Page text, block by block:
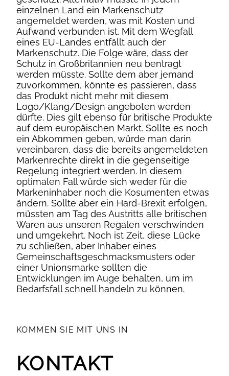
einzelnen Land ein Markenschutz
angemeldet werden, was mit Kosten und
Aufwand verbunden ist. Mit dem Wegfall
eines EU-Landes entfällt auch der
Markenschutz. Die Folge wäre, dass der
Schutz in Großbritannien neu bentragt
werden müsste. Sollte dem aber jemand
zuvorkommen, könnte es passieren, dass
das Produkt nicht mehr mit diesem
Logo/Klang/Design angeboten werden
dürfte. Dies gilt ebenso für britische Produkte
auf dem europäischen Markt. Sollte es noch
ein Abkommen geben, würde man darin
vereinbaren, dass die bereits angemeldeten
Markenrechte direkt in die gegenseitige
Regelung integriert werden. In diesem
optimalen Fall würde sich weder für die
Markeninhaber noch die Kosumenten etwas
ändern. Sollte aber ein Hard-Brexit erfolgen,
müssten am Tag des Austritts alle britischen
Waren aus unseren Regalen verschwinden
und umgekehrt. Noch ist Zeit, diese Lücke
zu schließen, aber Inhaber eines
Gemeinschaftsgeschmacksmusters oder
einer Unionsmarke sollten die
Entwicklungen im Auge behalten, um im
Bedarfsfall schnell handeln zu können.
KOMMEN SIE MIT UNS IN
KONTAKT